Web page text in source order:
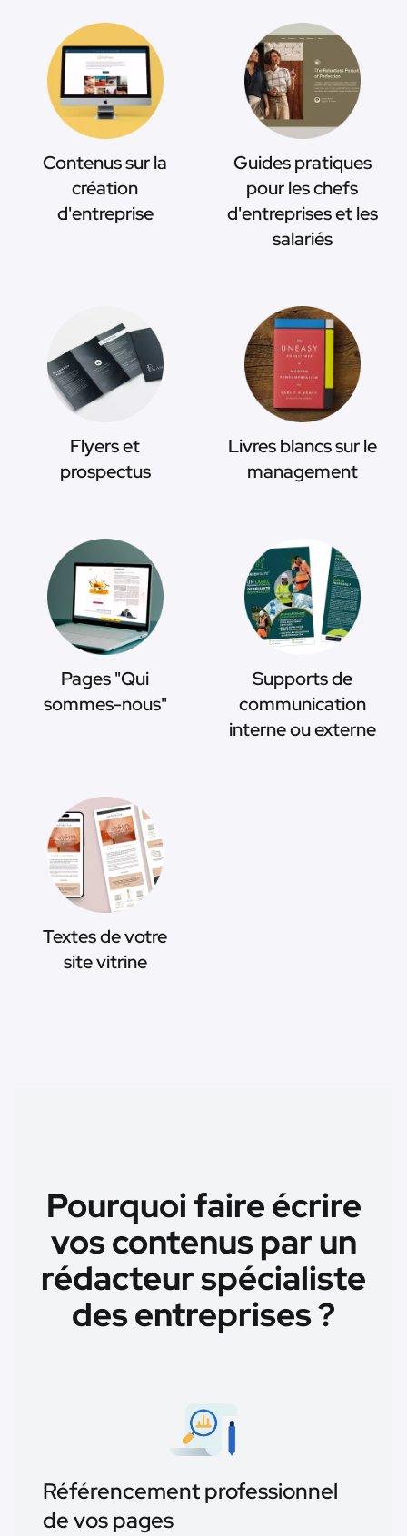
Contenus sur la
création
d'entreprise
Guides pratiques
pour les chefs
d'entreprises et les
salariés
Flyers et
prospectus
Livres blancs sur le
management
Pages "Qui
sommes-nous"
Supports de
communication
interne ou externe
Textes de votre
site vitrine
Pourquoi faire écrire
vos contenus par un
rédacteur spécialiste
des entreprises ?
Référencement professionnel
de vos pages